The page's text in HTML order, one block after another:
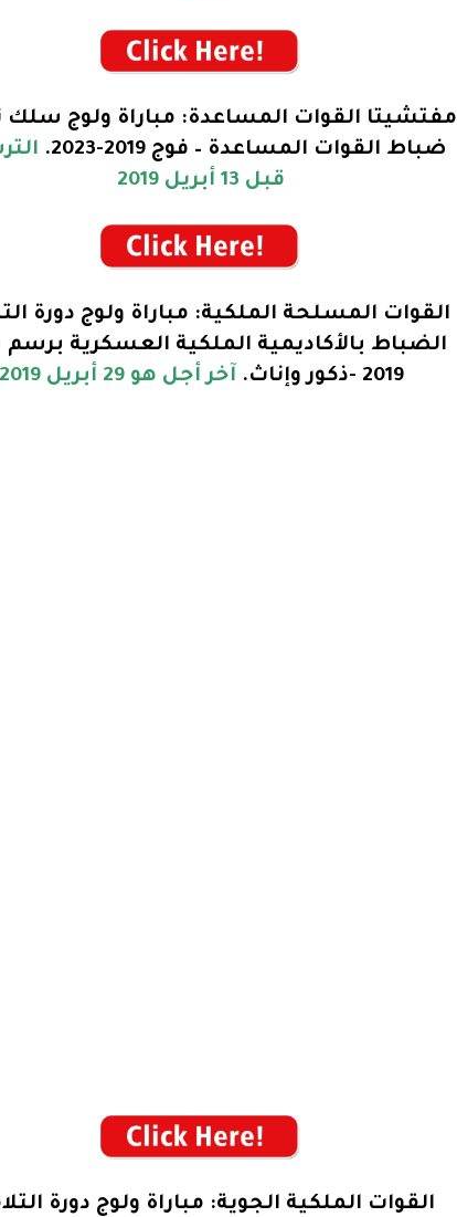
مفتشيتا القوات المساعدة: مباراة ولوج سلك
ضباط القوات المساعدة – فوج 2019-2023.
قبل 13 أبريل 2019
القوات المسلحة الملكية: مباراة ولوج دورة
الضباط بالأكاديمية الملكية العسكرية
2019 -ذكور وإناث.
آخر أجل هو 29 أبريل 2019
القوات الملكية الجوية: مباراة ولوج دورة